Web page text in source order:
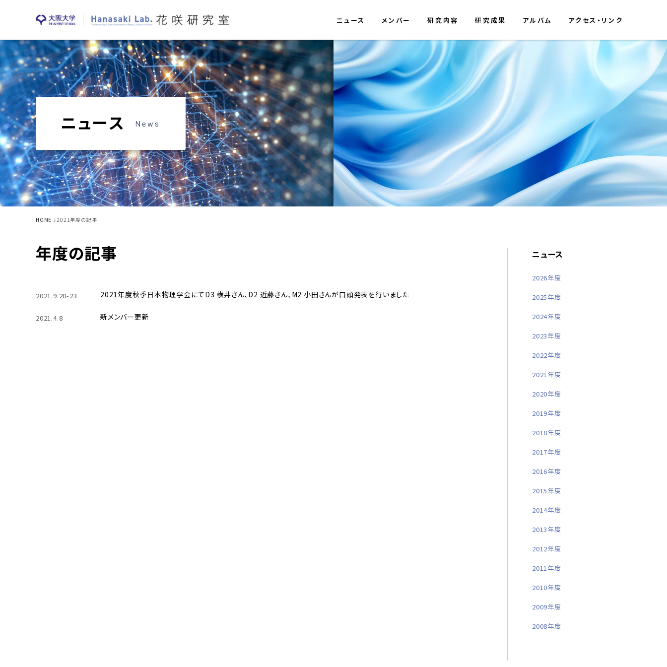
ニュース メンバー 研究内容 研究成果 アルバム アクセス・リンク
ニュース News
HOME 2021年度の記事
年度の記事
2021.9.20-23 2021年度秋季日本物理学会にてD3 横井さん、D2 近藤さん、M2 小田さんが口頭発表を行いました
2021.4.8 新メンバー更新
ニュース
2026年度
2025年度
2024年度
2023年度
2022年度
2021年度
2020年度
2019年度
2018年度
2017年度
2016年度
2015年度
2014年度
2013年度
2012年度
2011年度
2010年度
2009年度
2008年度